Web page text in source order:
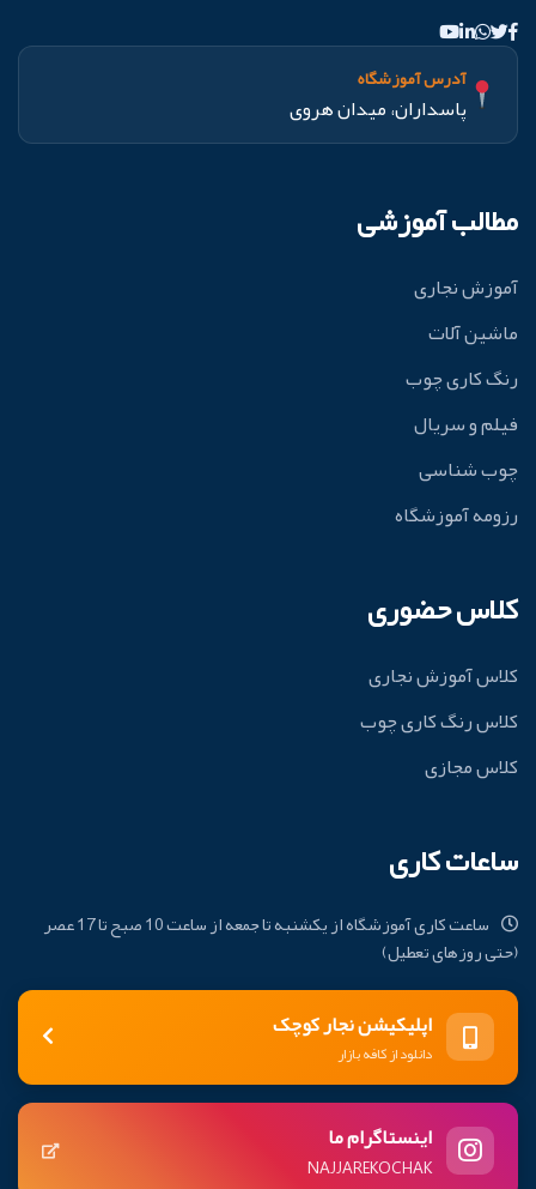
آدرس آموزشگاه
پاسداران، میدان هروی
مطالب آموزشی
آموزش نجاری
ماشین آلات
رنگ کاری چوب
فیلم و سریال
چوب شناسی
رزومه آموزشگاه
کلاس حضوری
کلاس آموزش نجاری
کلاس رنگ کاری چوب
کلاس مجازی
ساعات کاری
ساعت کاری آموزشگاه از یکشنبه تا جمعه از ساعت 10 صبح تا 17 عصر
(حتی روزهای تعطیل)
اپلیکیشن نجار کوچک
دانلود از کافه بازار
اینستاگرام ما
NAJJAREKOCHAK